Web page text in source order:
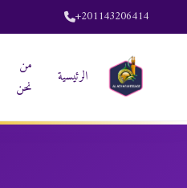
+201143206414
الرئيسية
من
نحن